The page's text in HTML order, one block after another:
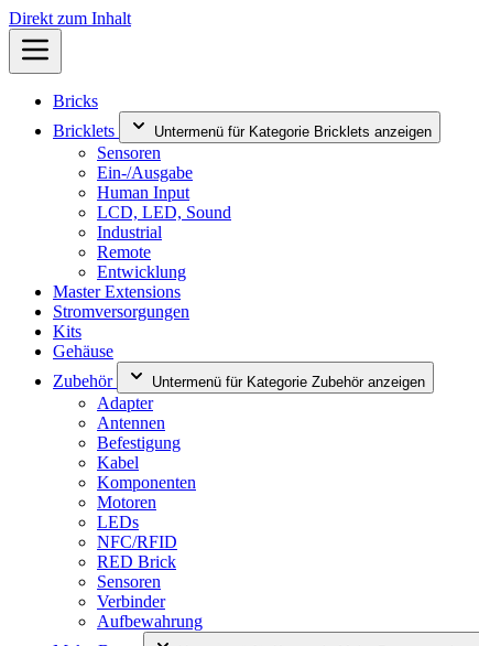
Direkt zum Inhalt
Bricks
Bricklets
Untermenü für Kategorie Bricklets anzeigen
Sensoren
Ein-/Ausgabe
Human Input
LCD, LED, Sound
Industrial
Remote
Entwicklung
Master Extensions
Stromversorgungen
Kits
Gehäuse
Zubehör
Untermenü für Kategorie Zubehör anzeigen
Adapter
Antennen
Befestigung
Kabel
Komponenten
Motoren
LEDs
NFC/RFID
RED Brick
Sensoren
Verbinder
Aufbewahrung